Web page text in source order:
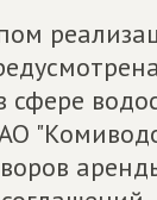
сфере